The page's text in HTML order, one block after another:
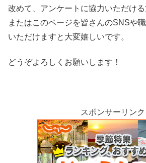
改めて、アンケートに協力いただける
またはこのページを皆さんのSNSや
いただけますと大変嬉しいです。
どうぞよろしくお願いします！
スポンサーリンク